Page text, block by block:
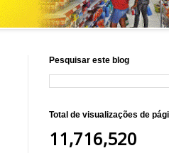
Pesquisar este blog
Total de visualizações de
11,716,520